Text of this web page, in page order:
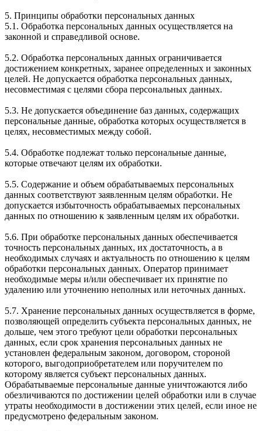
5. Принципы обработки персональных данных
5.1. Обработка персональных данных осуществляется на
законной и справедливой основе.
5.2. Обработка персональных данных ограничивается
достижением конкретных, заранее определенных и законных
целей. Не допускается обработка персональных данных,
несовместимая с целями сбора персональных данных.
5.3. Не допускается объединение баз данных, содержащих
персональные данные, обработка которых осуществляется в
целях, несовместимых между собой.
5.4. Обработке подлежат только персональные данные,
которые отвечают целям их обработки.
5.5. Содержание и объем обрабатываемых персональных
данных соответствуют заявленным целям обработки. Не
допускается избыточность обрабатываемых персональных
данных по отношению к заявленным целям их обработки.
5.6. При обработке персональных данных обеспечивается
точность персональных данных, их достаточность, а в
необходимых случаях и актуальность по отношению к целям
обработки персональных данных. Оператор принимает
необходимые меры и/или обеспечивает их принятие по
удалению или уточнению неполных или неточных данных.
5.7. Хранение персональных данных осуществляется в форме,
позволяющей определить субъекта персональных данных, не
дольше, чем этого требуют цели обработки персональных
данных, если срок хранения персональных данных не
установлен федеральным законом, договором, стороной
которого, выгодоприобретателем или поручителем по
которому является субъект персональных данных.
Обрабатываемые персональные данные уничтожаются либо
обезличиваются по достижении целей обработки или в случае
утраты необходимости в достижении этих целей, если иное не
предусмотрено федеральным законом.